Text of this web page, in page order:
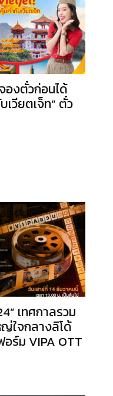
องตั๋วก่อนได้
วียตเจ็ท” ตั๋ว
เทศกาลรวม
ใจกลางลิโด้
ร์ม VIPA OTT